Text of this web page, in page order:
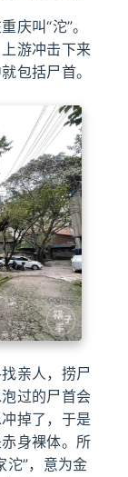
庆叫“沱”。
游冲击下来
包括尸首。
亲人，捞尸
过的尸首会
掉了，于是
身裸体。所
沱”，意为金